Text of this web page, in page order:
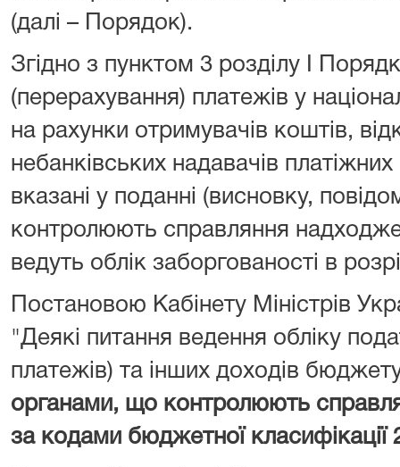
(далі – Порядок).
Згідно з пунктом 3 розділу I
(перерахування) платежів у
на рахунки отримувачів коштів,
небанківських надавачів
вказані у поданні (висновку,
контролюють справляння
ведуть облік заборгованості в
Постановою Кабінету Міністрів
"Деякі питання ведення обліку
платежів) та інших доходів
органами, що контролюють
за кодами бюджетної